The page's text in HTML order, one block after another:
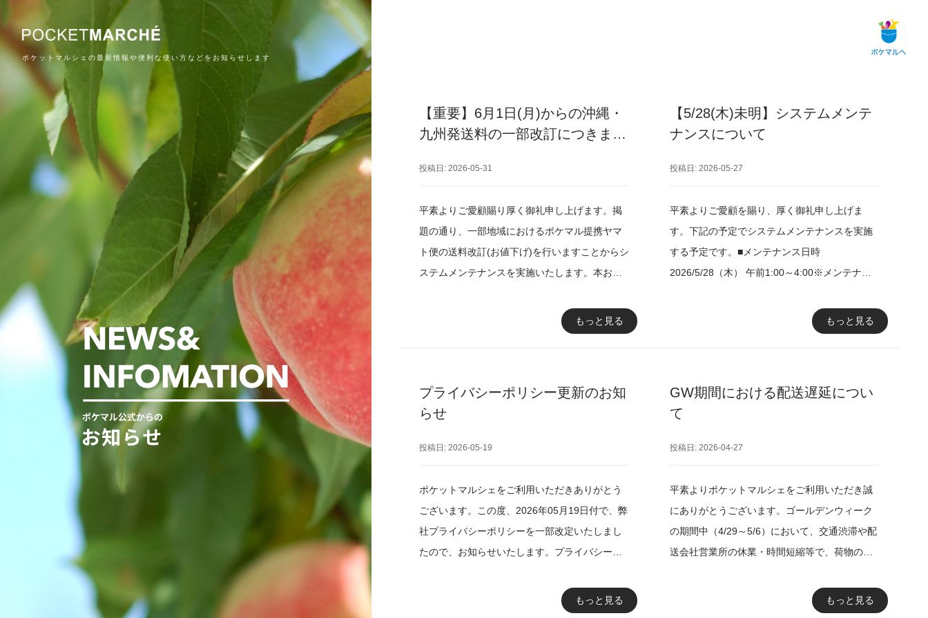
ポケットマルシェの最新情報や便利な使い方などをお知らせします
【重要】6月1日(月)からの沖縄・
九州発送料の一部改訂につきまし
投稿日: 2026-05-31
平素よりご愛顧賜り厚く御礼申し上げます。掲
題の通り、一部地域におけるポケマル提携ヤマ
ト便の送料改訂(お値下げ)を行いますことからシ
ステムメンテナンスを実施いたします。本お知
すので最後までご覧くださいませ。■メンテナン
ス日時・2026/5/31（日） 23:30頃～
がある機能・ポケットマルシェの全ての機能商
品閲覧・購入などの全てのサービスを一時停止
のページをご覧ください。送料について
もっと見る
【5/28(木)未明】システムメンテ
ナンスについて
投稿日: 2026-05-27
平素よりご愛顧を賜り、厚く御礼申し上げま
す。下記の予定でシステムメンテナンスを実施
する予定です。■メンテナンス日時
2026/5/28（木） 午前1:00～4:00※メンテナン
ンスの影響がある機能・ポケットマルシェの全
ての機能商品閲覧・購入などの全てのサービス
もっと見る
プライバシーポリシー更新のお知
らせ
投稿日: 2026-05-19
ポケットマルシェをご利用いただきありがとう
ございます。この度、2026年05月19日付で、弊
社プライバシーポリシーを一部改定いたしまし
たので、お知らせいたします。プライバシーポ
変更・「13. Cookie（クッキー）その他の技術
の利用」を一部変更改定後のプライバシーポリ
もっと見る
GW期間における配送遅延につい
て
投稿日: 2026-04-27
平素よりポケットマルシェをご利用いただき誠
にありがとうございます。ゴールデンウィーク
の期間中（4/29～5/6）において、交通渋滞や配
送会社営業所の休業・時間短縮等で、荷物のお
配送会社様による遅延および営業所休業状況
は、以下の各社様ホームページをご確認くださ
もっと見る